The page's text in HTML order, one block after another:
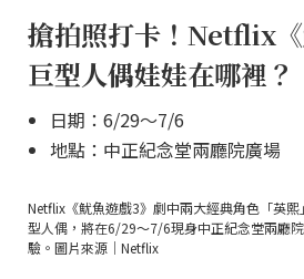
搶拍照打卡！Netflix《
巨型人偶娃娃在哪裡？
日期：6/29～7/6
地點：中正紀念堂兩廳院廣場
Netflix《魷魚遊戲3》劇中兩大經典角色「英
型人偶，將在6/29～7/6現身中正紀念堂兩廳
驗。圖片來源｜Netflix